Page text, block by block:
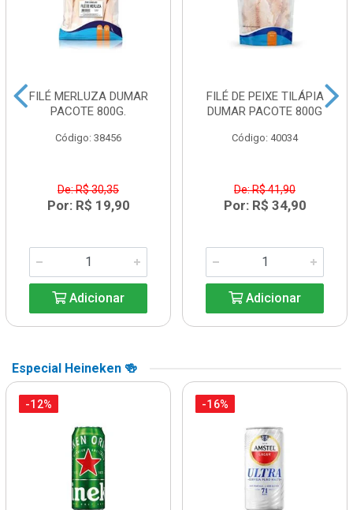
FILÉ MERLUZA DUMAR
PACOTE 800G.
Código: 38456
De: R$ 30,35
Por: R$ 19,90
Adicionar
FILÉ DE PEIXE TILÁPIA
DUMAR PACOTE 800G
Código: 40034
De: R$ 41,90
Por: R$ 34,90
Adicionar
Especial Heineken 🍻
-12% -16%